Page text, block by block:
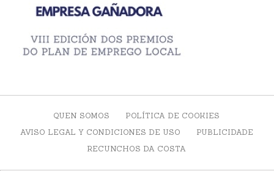
QUEN SOMOS
POLÍTICA DE COOKIES
AVISO LEGAL Y CONDICIONES DE USO
PUBLICIDADE
RECUNCHOS DA COSTA